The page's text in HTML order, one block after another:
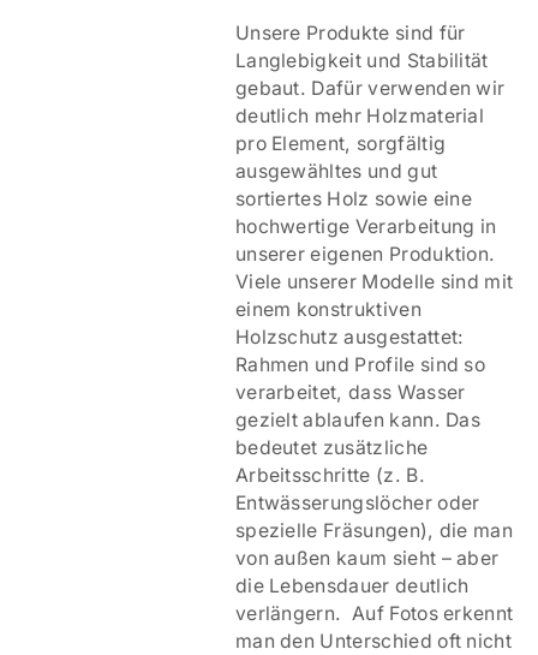
Unsere Produkte sind für
Langlebigkeit und Stabilität
gebaut. Dafür verwenden wir
deutlich mehr Holzmaterial
pro Element, sorgfältig
ausgewähltes und gut
sortiertes Holz sowie eine
hochwertige Verarbeitung in
unserer eigenen Produktion.
Viele unserer Modelle sind mit
einem konstruktiven
Holzschutz ausgestattet:
Rahmen und Profile sind so
verarbeitet, dass Wasser
gezielt ablaufen kann. Das
bedeutet zusätzliche
Arbeitsschritte (z. B.
Entwässerungslöcher oder
spezielle Fräsungen), die man
von außen kaum sieht – aber
die Lebensdauer deutlich
verlängern. Auf Fotos erkennt
man den Unterschied oft nicht